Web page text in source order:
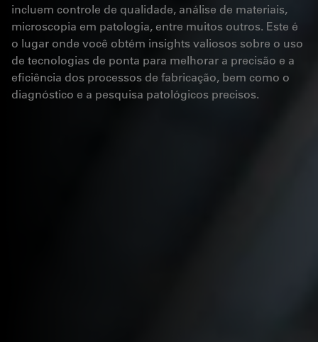
incluem controle de qualidade, análise de materiais,
microscopia em patologia, entre muitos outros. Este é
o lugar onde você obtém insights valiosos sobre o uso
de tecnologias de ponta para melhorar a precisão e a
eficiência dos processos de fabricação, bem como o
diagnóstico e a pesquisa patológicos precisos.